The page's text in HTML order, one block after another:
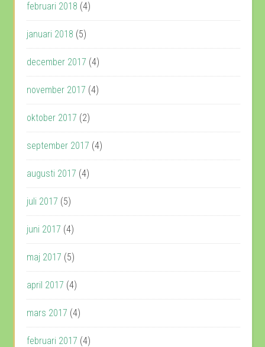
februari 2018 (4)
januari 2018 (5)
december 2017 (4)
november 2017 (4)
oktober 2017 (2)
september 2017 (4)
augusti 2017 (4)
juli 2017 (5)
juni 2017 (4)
maj 2017 (5)
april 2017 (4)
mars 2017 (4)
februari 2017 (4)